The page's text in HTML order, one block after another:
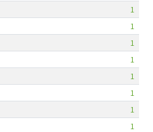
1
1
1
1
1
1
1
1